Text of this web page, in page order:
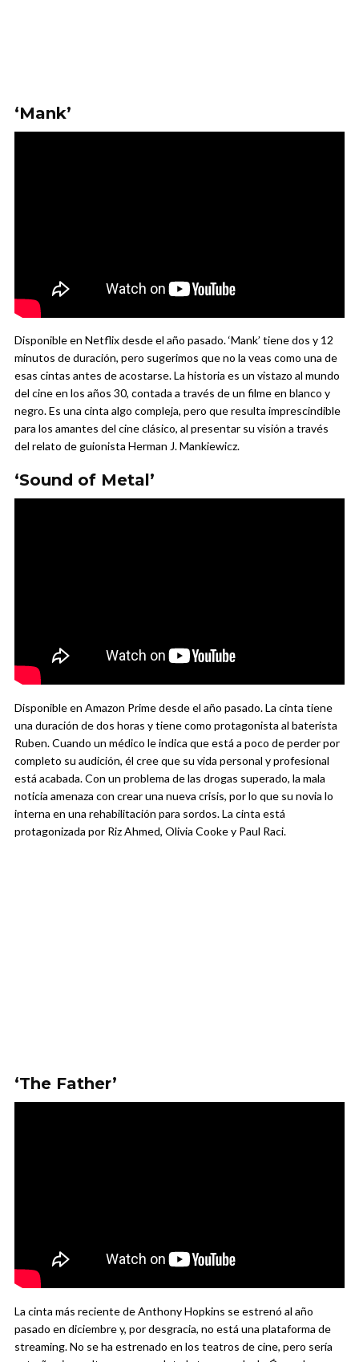
‘Mank’
Disponible en Netflix desde el año pasado. ‘Mank’ tiene dos y 12
minutos de duración, pero sugerimos que no la veas como una de
esas cintas antes de acostarse. La historia es un vistazo al mundo
del cine en los años 30, contada a través de un filme en blanco y
negro. Es una cinta algo compleja, pero que resulta imprescindible
para los amantes del cine clásico, al presentar su visión a través
del relato de guionista Herman J. Mankiewicz.
‘Sound of Metal’
Disponible en Amazon Prime desde el año pasado. La cinta tiene
una duración de dos horas y tiene como protagonista al baterista
Ruben. Cuando un médico le indica que está a poco de perder por
completo su audición, él cree que su vida personal y profesional
está acabada. Con un problema de las drogas superado, la mala
noticia amenaza con crear una nueva crisis, por lo que su novia lo
interna en una rehabilitación para sordos. La cinta está
protagonizada por Riz Ahmed, Olivia Cooke y Paul Raci.
‘The Father’
La cinta más reciente de Anthony Hopkins se estrenó al año
pasado en diciembre y, por desgracia, no está una plataforma de
streaming. No se ha estrenado en los teatros de cine, pero sería